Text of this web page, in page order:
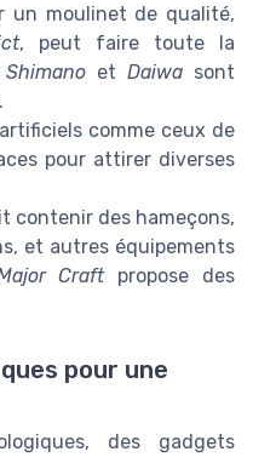
un moulinet de qualité,
, peut faire toute la
Shimano et Daiwa sont
comme ceux de
pour attirer diverses
contenir des hameçons,
et autres équipements
Craftpropose des
pour une
des gadgets